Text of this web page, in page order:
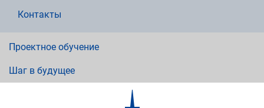
Контакты
Проектное обучение
Шаг в будущее